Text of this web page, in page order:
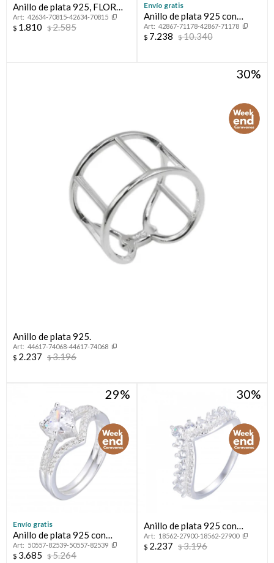
Anillo de plata 925, FLOR
DE LOTO.
42634-70815-42634-70815
$ 1.810 $2.585
Envío gratis
Anillo de plata 925 con
circonias, CORAZON.
42867-71178-42867-71178
$ 7.238 $10.340
30
Anillo de plata 925.
44617-74068-44617-74068
$ 2.237 $3.196
29
Envío gratis
Anillo de plata 925 con
circonias,CINTILLO.
50557-82539-50557-82539
$ 3.685 $5.264
30
Anillo de plata 925 con
circonias, CORONITA.
18562-27900-18562-27900
$ 2.237 $3.196
Comprá ahora y Pagá
Después, hasta en 12
¡Sumate a la forma más ágil de comprar!
Comprá en 3 cuotas sin recargo o hasta en 12
cuotas * ¡Solo con tu cédula!
Verifica si estás calificado para comprar con Pago
Después:
Cédula de identidad
Estás calificado para comprar usando Pago